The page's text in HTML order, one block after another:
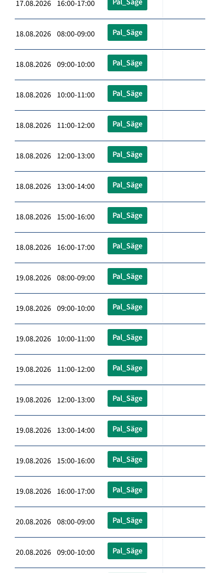
17.08.2026 16:00-17:00
18.08.2026 08:00-09:00 Pal_Säge
18.08.2026 09:00-10:00 Pal_Säge
18.08.2026 10:00-11:00 Pal_Säge
18.08.2026 11:00-12:00 Pal_Säge
18.08.2026 12:00-13:00 Pal_Säge
18.08.2026 13:00-14:00 Pal_Säge
18.08.2026 15:00-16:00 Pal_Säge
18.08.2026 16:00-17:00 Pal_Säge
19.08.2026 08:00-09:00 Pal_Säge
19.08.2026 09:00-10:00 Pal_Säge
19.08.2026 10:00-11:00 Pal_Säge
19.08.2026 11:00-12:00 Pal_Säge
19.08.2026 12:00-13:00 Pal_Säge
19.08.2026 13:00-14:00 Pal_Säge
19.08.2026 15:00-16:00 Pal_Säge
19.08.2026 16:00-17:00 Pal_Säge
20.08.2026 08:00-09:00 Pal_Säge
20.08.2026 09:00-10:00 Pal_Säge